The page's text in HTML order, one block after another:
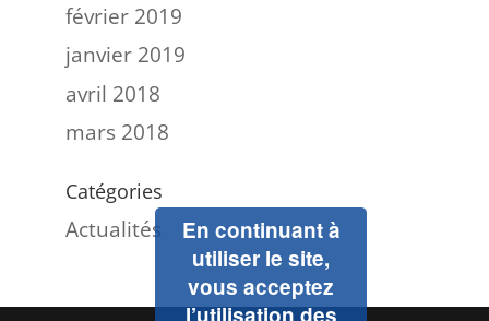
février 2019
janvier 2019
avril 2018
mars 2018
Catégories
Actualités
En continuant à
utiliser le site,
vous acceptez
l’utilisation des